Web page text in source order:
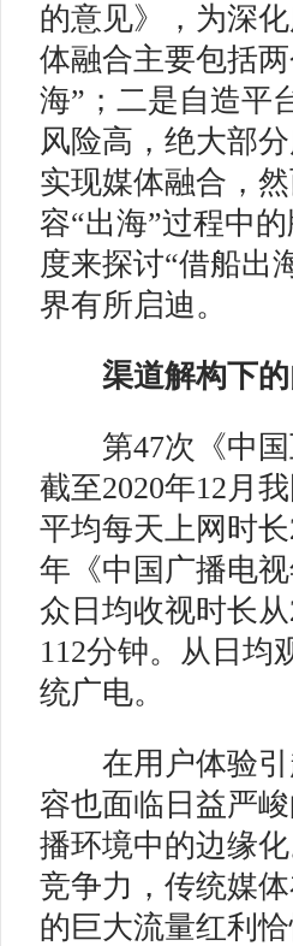
的意见》，为深
体融合主要包括
海”；二是自造平
风险高，绝大部
实现媒体融合，
容“出海”过程中
度来探讨“借船出
界有所启迪。
渠道解构下的
第47次《中国
截至2020年12月
平均每天上网时
年《中国广播电
众日均收视时长
112分钟。从日均
统广电。
在用户体验引
容也面临日益严
播环境中的边缘
竞争力，传统媒
的巨大流量红利